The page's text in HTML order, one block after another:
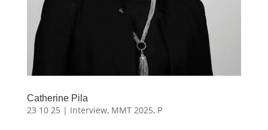
Catherine Pila
23 10 25 | Interview, MMT 2025, P